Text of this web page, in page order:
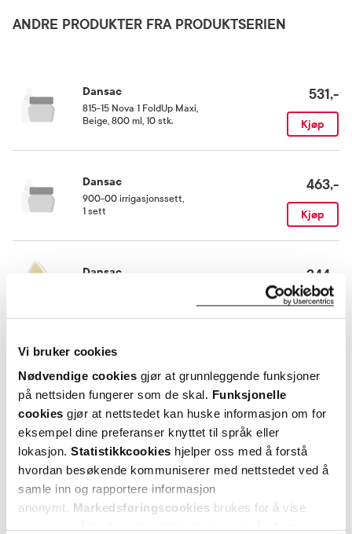
Vi bruker cookies
Nødvendige cookies gjør at grunnleggende funksjoner
på nettsiden fungerer som de skal. Funksjonelle
cookies gjør at nettstedet kan huske informasjon om for
eksempel dine preferanser knyttet til språk eller
lokasjon. Statistikkcookies hjelper oss med å forstå
hvordan besøkende kommuniserer med nettstedet ved å
samle inn og rapportere informasjon
anonymt. Markedsføringscookies brukes for å vise
Rom (15-25 grader)
Medisinsk utstyr
ANDRE PRODUKTER FRA PRODUKTSERIEN
Dansac
815-15 Nova 1 FoldUp Maxi
Beige, 800 ml, 10 stk.
531,-
Kjøp
Dansac
900-00 irrigasjonssett
1 sett
463,-
Kjøp
Dansac 344,-
Kjøp
Utforske Dansac
ANDRE SER OGSÅ PÅ